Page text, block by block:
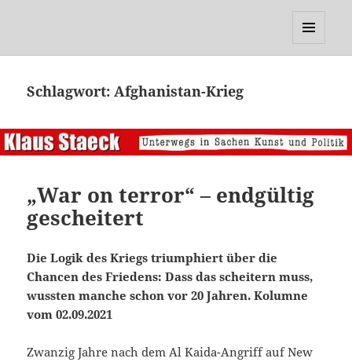
Schlagwort:Afghanistan-Krieg
„War on terror“ – endgültig
gescheitert
Die Logik des Kriegs triumphiert über die
Chancen des Friedens: Dass das scheitern muss,
wussten manche schon vor 20 Jahren. Kolumne
vom 02.09.2021
Zwanzig Jahre nach dem Al Kaida-Angriff auf New